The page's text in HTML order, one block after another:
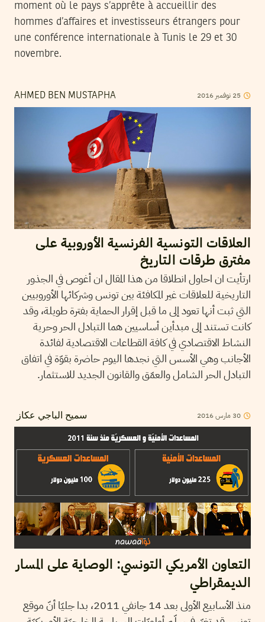
moment où le pays s’apprête à accueillir des
hommes d’affaires et investisseurs étrangers pour
une conférence internationale à Tunis le 29 et 30
novembre.
AHMED BEN MUSTAPHA 25 نوفمبر 2016
العلاقات التونسية الفرنسية الأوروبية على
مفترق طرقات التاريخ
ارتأيت ان احاول انطلاقا من هذا المقال ان أغوص في الجذور
التاريخية للعلاقات غير المكافئة بين تونس وشركائها الأوروبيين
التي ثبت أنها تعود إلى ما قبل إقرار الحماية بفترة طويلة، وقد
كانت تستند إلى مبدأين أساسيين هما التبادل الحر وحرية
النشاط الاقتصادي في كافة القطاعات الاقتصادية لفائدة
الأجانب وهي الأسس التي نجدها اليوم حاضرة بقوّة في اتفاق
التبادل الحر الشامل والعمّق والقانون الجديد للاستثمار.
سميح الباجي عكاز 30 مارس2016
التعاون الأمريكي التونسي: الوصاية على المسار
الديمقراطي
منذ الأسابيع الأولى بعد 14 جانفي 2011، بدا جليّا أنّ موقع